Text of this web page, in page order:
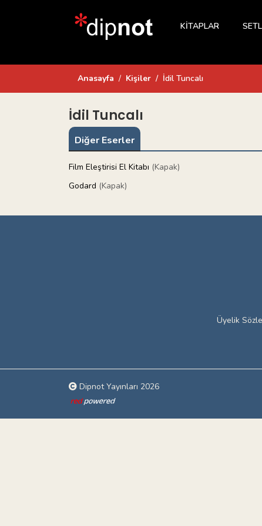
KİTAPLAR
Anasayfa Kişiler İdil Tuncalı
İdil Tuncalı
Diğer Eserler
Film Eleştirisi El Kitabı (Kapak)
Godard (Kapak)
Üyelik
Dipnot Yayınları 2026